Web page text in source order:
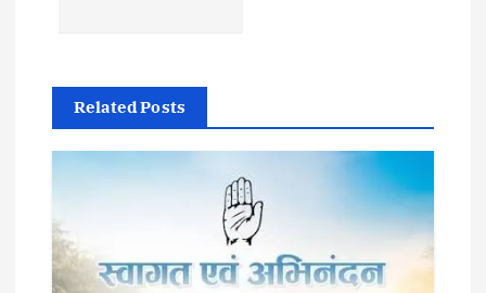
g
a
t
Related Posts